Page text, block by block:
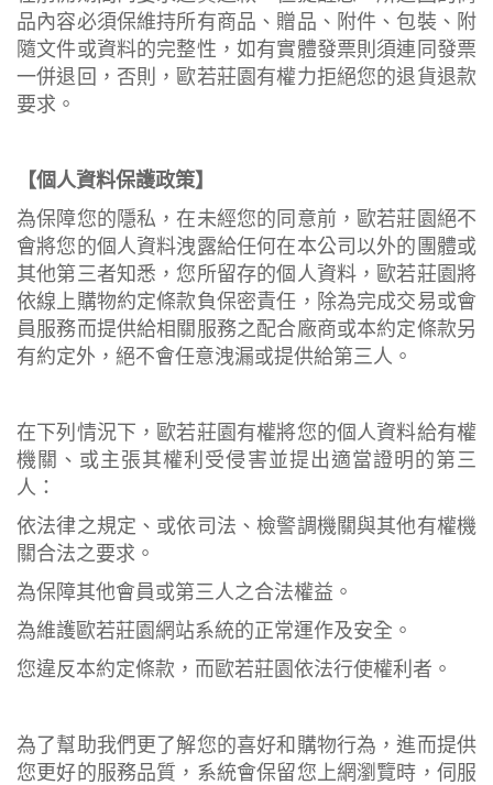
品內容必須保維持所有商品、贈品、附件、包裝、附
隨文件或資料的完整性，如有實體發票則須連同發票
一併退回，否則，歐若莊園有權力拒絕您的退貨退款
要求。
【個人資料保護政策】
為保障您的隱私，在未經您的同意前，歐若莊園絕不
會將您的個人資料洩露給任何在本公司以外的團體或
其他第三者知悉，您所留存的個人資料，歐若莊園將
依線上購物約定條款負保密責任，除為完成交易或會
員服務而提供給相關服務之配合廠商或本約定條款另
有約定外，絕不會任意洩漏或提供給第三人。
在下列情況下，歐若莊園有權將您的個人資料給有權
機關、或主張其權利受侵害並提出適當證明的第三
人：
依法律之規定、或依司法、檢警調機關與其他有權機
關合法之要求。
為保障其他會員或第三人之合法權益。
為維護歐若莊園網站系統的正常運作及安全。
您違反本約定條款，而歐若莊園依法行使權利者。
為了幫助我們更了解您的喜好和購物行為，進而提供
您更好的服務品質，系統會保留您上網瀏覽時，伺服